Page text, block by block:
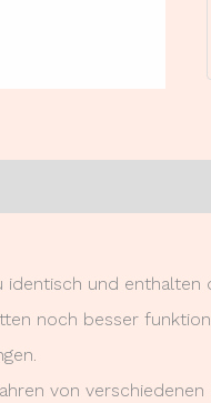
identisch und
noch besser
von